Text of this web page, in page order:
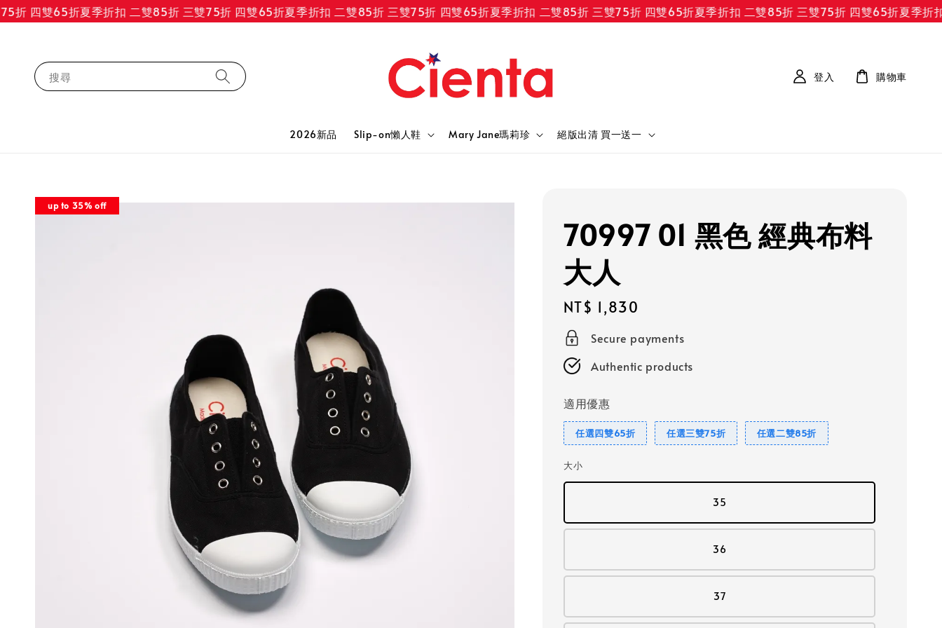
四雙65折夏季折扣 二雙85折 三雙75折 四雙65折夏季折扣 二雙85折 三雙75折 四雙65折夏季折扣 二雙85折 三雙75折 四雙65折夏季折扣 二雙85折 三雙75折 四雙65折夏季折扣
搜尋
2026新品 Slip-on懶人鞋 Mary Jane瑪莉珍 絕版出清 買一送一
登入 購物車
up to 35% off
70997 01 黑色 經典布料
大人
Regular
price
NT$ 1,830
Secure payments
Authentic products
適用優惠
任選四雙65折 任選三雙75折 任選二雙85折
大小
35
36
37